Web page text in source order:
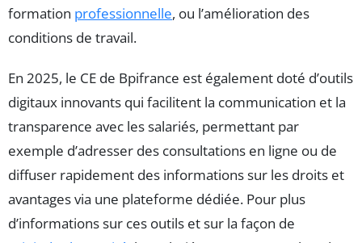
formation professionnelle, ou l’amélioration des
conditions de travail.
En 2025, le CE de Bpifrance est également doté d’outils
digitaux innovants qui facilitent la communication et la
transparence avec les salariés, permettant par
exemple d’adresser des consultations en ligne ou de
diffuser rapidement des informations sur les droits et
avantages via une plateforme dédiée. Pour plus
d’informations sur ces outils et sur la façon de